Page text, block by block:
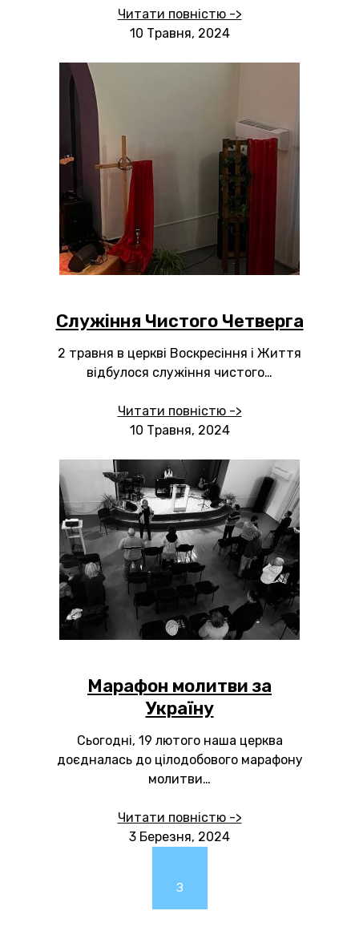
Читати повністю ->
10 Травня, 2024
Служіння Чистого Четверга
2 травня в церкві Воскресіння і Життя
відбулося служіння чистого…
Читати повністю ->
10 Травня, 2024
Марафон молитви за
Україну
Сьогодні, 19 лютого наша церква
доєдналась до цілодобового марафону
молитви…
Читати повністю ->
3 Березня, 2024
З